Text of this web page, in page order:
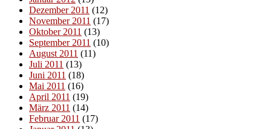
Dezember 2011 (12)
November 2011 (17)
Oktober 2011 (13)
September 2011 (10)
August 2011 (11)
Juli 2011 (13)
Juni 2011 (18)
Mai 2011 (16)
April 2011 (19)
März 2011 (14)
Februar 2011 (17)